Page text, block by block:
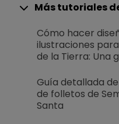
Más tutoriales
Cómo hacer
ilustraciones
de la Tierra: Una
Guía detallada
de folletos de
Santa